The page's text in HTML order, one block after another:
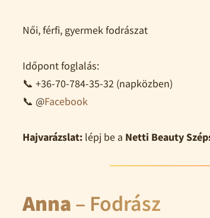
Női, férfi, gyermek fodrászat
Időpont foglalás:
📞 +36-70-784-35-32 (napközben)
📞 @Facebook
Hajvarázslat: lépj be a Netti Beauty
Anna – Fodrász